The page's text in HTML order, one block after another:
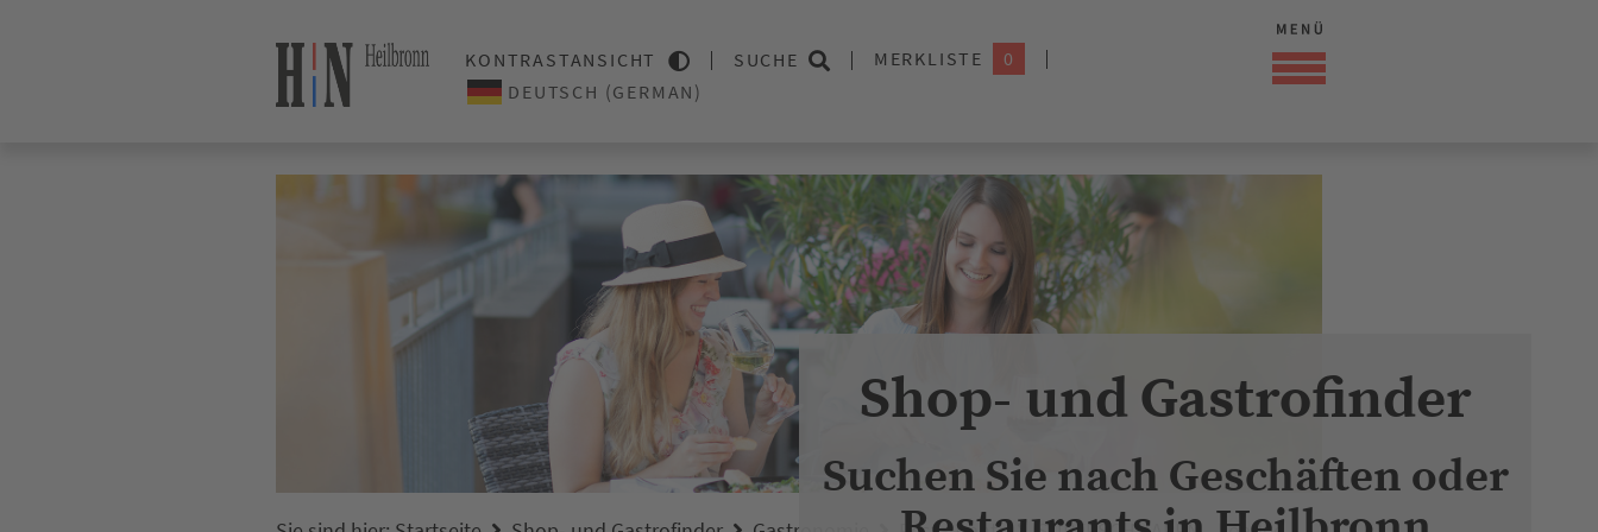
KONTRASTANSICHT SUCHE MERKLISTE 0
Shop- und Gastrofinder
Suchen Sie nach Geschäften oder